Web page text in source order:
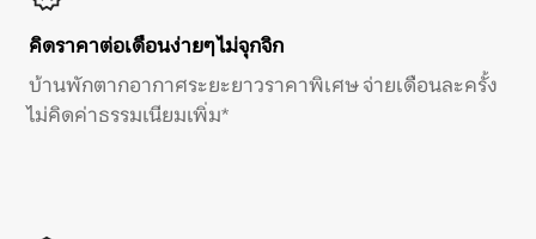
คิดราคาต่อเดือนง่ายๆ ไม่จุกจิก
บ้านพักตากอากาศระยะยาวราคาพิเศษ จ่ายเดือนละครั้ง
ไม่คิดค่าธรรมเนียมเพิ่ม*